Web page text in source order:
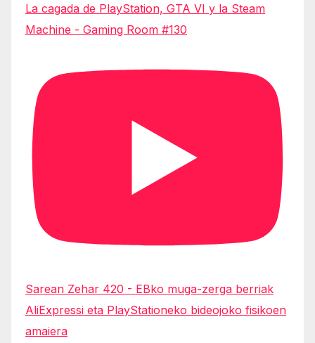
La cagada de PlayStation, GTA VI y la Steam
Machine - Gaming Room #130
Sarean Zehar 420 - EBko muga-zerga berriak
AliExpressi eta PlayStationeko bideojoko fisikoen
amaiera